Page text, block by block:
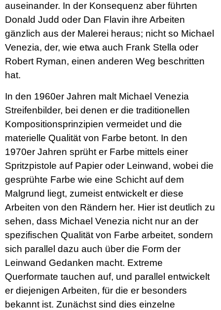
auseinander. In der Konsequenz aber führten
Donald Judd oder Dan Flavin ihre Arbeiten
gänzlich aus der Malerei heraus; nicht so Michael
Venezia, der, wie etwa auch Frank Stella oder
Robert Ryman, einen anderen Weg beschritten
hat.
In den 1960er Jahren malt Michael Venezia
Streifenbilder, bei denen er die traditionellen
Kompositionsprinzipien vermeidet und die
materielle Qualität von Farbe betont. In den
1970er Jahren sprüht er Farbe mittels einer
Spritzpistole auf Papier oder Leinwand, wobei die
gesprühte Farbe wie eine Schicht auf dem
Malgrund liegt, zumeist entwickelt er diese
Arbeiten von den Rändern her. Hier ist deutlich zu
sehen, dass Michael Venezia nicht nur an der
spezifischen Qualität von Farbe arbeitet, sondern
sich parallel dazu auch über die Form der
Leinwand Gedanken macht. Extreme
Querformate tauchen auf, und parallel entwickelt
er diejenigen Arbeiten, für die er besonders
bekannt ist. Zunächst sind dies einzelne